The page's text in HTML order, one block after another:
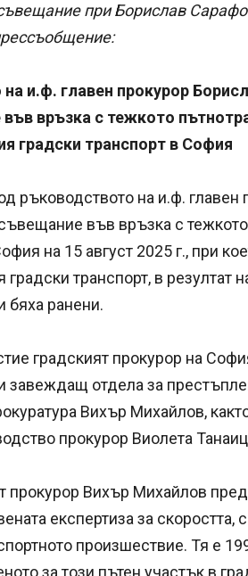
при Борислав
и.ф. главен прокурор
връзка с тежкото
градски транспорт в София
ръководството на и.ф.
във връзка с
на 15 август 2025 г., при
градски транспорт, в резултат
бяха ранени.
градският прокурор на
завеждащ отдела за
Вихър Михайлов,
прокурор Виолета
прокурор Вихър Михайлов
експертиза за
произшествие. Тя е